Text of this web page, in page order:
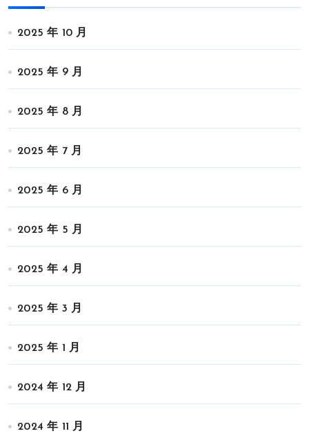
2025 年 10 月
2025 年 9 月
2025 年 8 月
2025 年 7 月
2025 年 6 月
2025 年 5 月
2025 年 4 月
2025 年 3 月
2025 年 1 月
2024 年 12 月
2024 年 11 月